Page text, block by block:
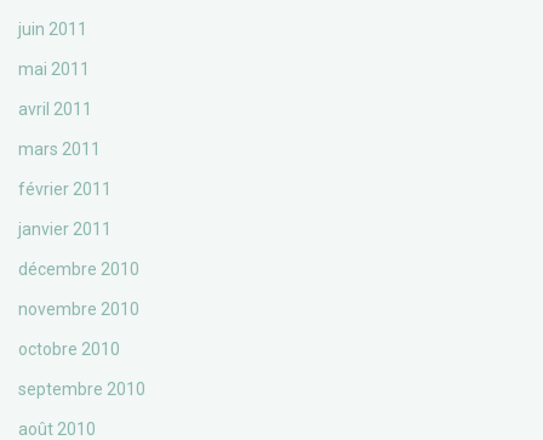
juin 2011
mai 2011
avril 2011
mars 2011
février 2011
janvier 2011
décembre 2010
novembre 2010
octobre 2010
septembre 2010
août 2010